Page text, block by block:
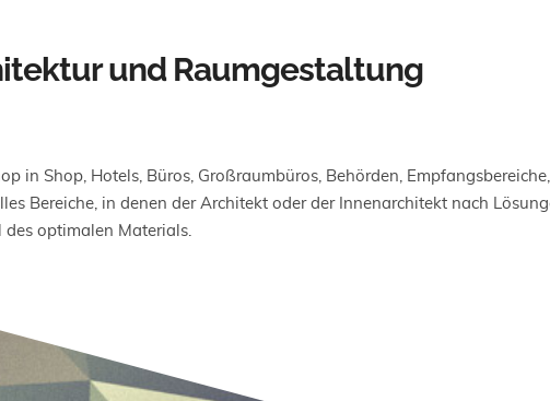
und Raumgestaltung
in Shop, Hotels, Büros, Großraumbüros, Behörden,
Bereiche, in denen der Architekt oder der Innenarchitekt nach
des optimalen Materials.